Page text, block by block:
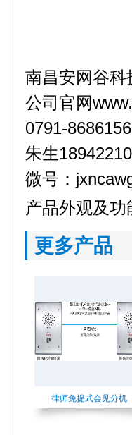
南昌安网谷
公司官网
0791-
朱生
微号：
产品外观及
更多产品
律师免提式会见分机